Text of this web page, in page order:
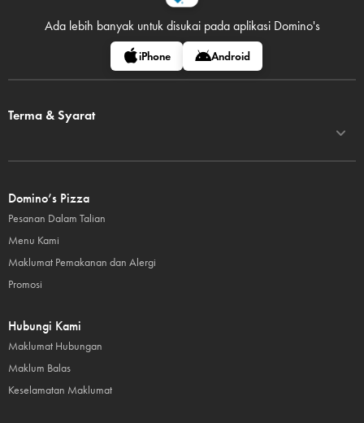
Ada lebih banyak untuk disukai pada aplikasi Domino's
iPhone Android
Terma & Syarat
Domino’s Pizza
Pesanan Dalam Talian
Menu Kami
Maklumat Pemakanan dan Alergi
Promosi
Hubungi Kami
Maklumat Hubungan
Maklum Balas
Keselamatan Maklumat